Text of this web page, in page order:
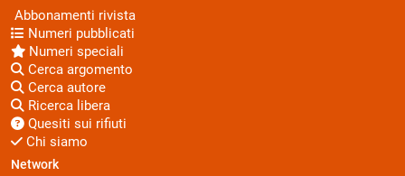
Abbonamenti rivista
Numeri pubblicati
Numeri speciali
Cerca argomento
Cerca autore
Ricerca libera
Quesiti sui rifiuti
Chi siamo
Network